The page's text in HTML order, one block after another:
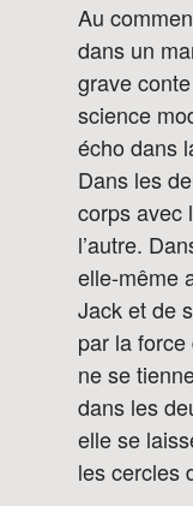
Au
dans un
grave
science
écho dans
Dans les
corps avec
l’autre.
elle-même
Jack et de
par la force
ne se
dans les
elle se
les cercles